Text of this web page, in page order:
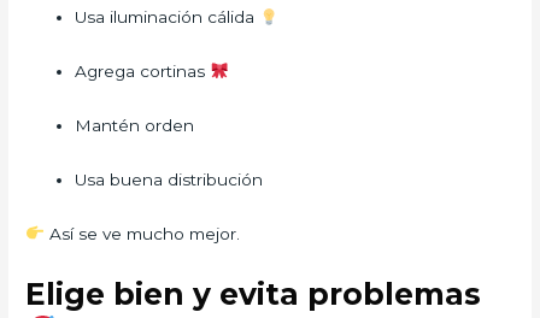
Usa iluminación cálida
Agrega cortinas
Mantén orden
Usa buena distribución
Así se ve mucho mejor.
Elige bien y evita problemas